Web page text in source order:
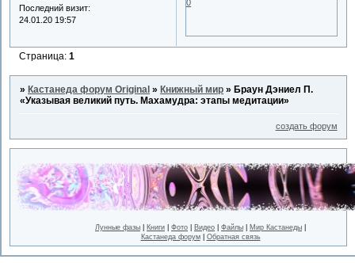
Последний визит:
24.01.20 19:57
0
Страница:1
» Кастанеда форум Original » Книжный мир » Браун Дэниел П.
«Указывая великий путь. Махамудра: этапы медитации»
создать форум
Лунные фазы Книги Фото Видео Файлы Мир Кастанеды
Кастанеда форум| Обратная связь